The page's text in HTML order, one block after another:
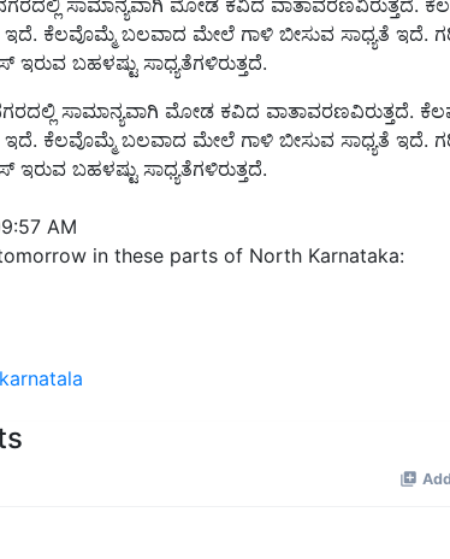
ಕೆಲವೊಮ್ಮೆ ಬಲವಾದ ಮೇಲೆ ಗಾಳಿ ಬೀಸುವ ಸಾಧ್ಯತೆ ಇದೆ.
ಇರುವ ಬಹಳಷ್ಟು ಸಾಧ್ಯತೆಗಳಿರುತ್ತದೆ.
ಸಾಮಾನ್ಯವಾಗಿ ಮೋಡ ಕವಿದ ವಾತಾವರಣವಿರುತ್ತದೆ. ಕೆಲವು
ಕೆಲವೊಮ್ಮೆ ಬಲವಾದ ಮೇಲೆ ಗಾಳಿ ಬೀಸುವ ಸಾಧ್ಯತೆ ಇದೆ.
ಇರುವ ಬಹಳಷ್ಟು ಸಾಧ್ಯತೆಗಳಿರುತ್ತದೆ.
in these parts of North Karnataka: